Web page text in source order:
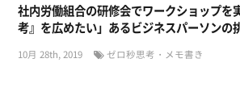
社内労働組合の研修会でワークショップを
考』を広めたい」あるビジネスパーソンの
10月 28th, 2019 ゼロ秒思考・メモ書き